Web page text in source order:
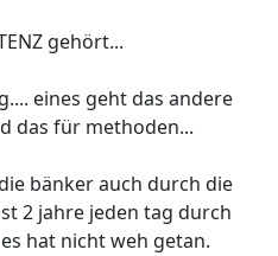
gehört...
eines geht das andere
das für methoden...
bänker auch durch die
2 jahre jeden tag durch
hat nicht weh getan.